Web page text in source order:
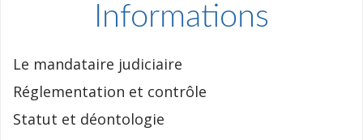
Informations
Le mandataire judiciaire
Réglementation et contrôle
Statut et déontologie